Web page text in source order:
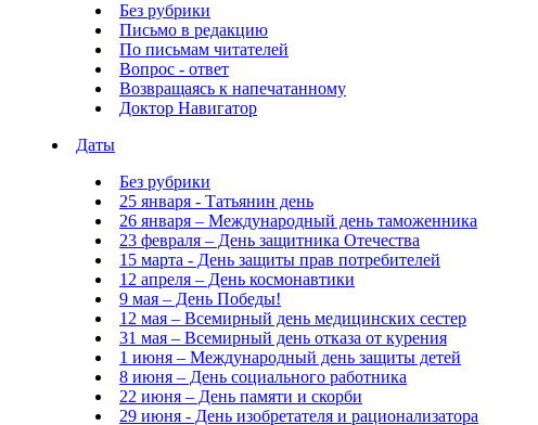
Без рубрики
Письмо в редакцию
По письмам читателей
Вопрос - ответ
Возвращаясь к напечатанному
Доктор Навигатор
Даты
Без рубрики
25 января - Татьянин день
26 января – Международный день таможенника
23 февраля – День защитника Отечества
15 марта - День защиты прав потребителей
12 апреля – День космонавтики
9 мая – День Победы!
12 мая – Всемирный день медицинских сестер
31 мая – Всемирный день отказа от курения
1 июня – Международный день защиты детей
8 июня – День социального работника
22 июня – День памяти и скорби
29 июня - День изобретателя и рационализатора